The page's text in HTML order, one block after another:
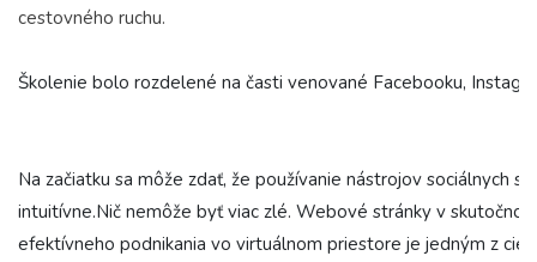
cestovného ruchu.
Školenie bolo rozdelené na časti venované Facebooku,
Na začiatku sa môže zdať, že používanie nástrojov sociálnych
intuitívne.Nič nemôže byť viac zlé. Webové stránky v
efektívneho podnikania vo virtuálnom priestore je jedným z